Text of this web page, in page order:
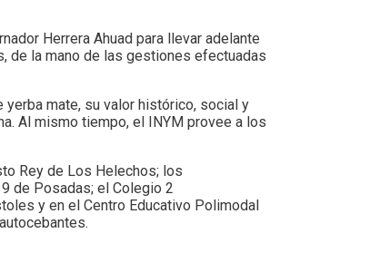
Herrera Ahuad para llevar adelante
de la mano de las gestiones efectuadas
mate, su valor histórico, social y
Al mismo tiempo, el INYM provee a los
Rey de Los Helechos; los
de Posadas; el Colegio 2
y en el Centro Educativo Polimodal